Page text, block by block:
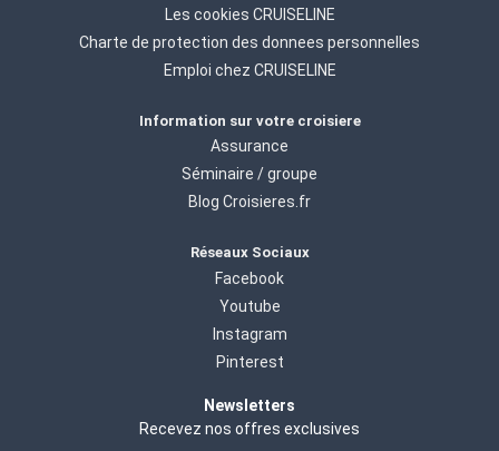
Les cookies CRUISELINE
Charte de protection des donnees personnelles
Emploi chez CRUISELINE
Information sur votre croisiere
Assurance
Séminaire / groupe
Blog Croisieres.fr
Réseaux Sociaux
Facebook
Youtube
Instagram
Pinterest
Newsletters
Recevez nos offres exclusives